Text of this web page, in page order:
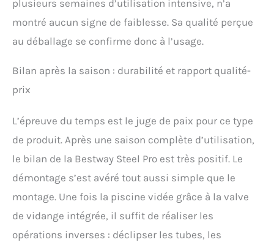
plusieurs semaines d’utilisation intensive, n’a
montré aucun signe de faiblesse. Sa qualité perçue
au déballage se confirme donc à l’usage.
Bilan après la saison : durabilité et rapport qualité-
prix
L’épreuve du temps est le juge de paix pour ce type
de produit. Après une saison complète d’utilisation,
le bilan de la Bestway Steel Pro est très positif. Le
démontage s’est avéré tout aussi simple que le
montage. Une fois la piscine vidée grâce à la valve
de vidange intégrée, il suffit de réaliser les
opérations inverses : déclipser les tubes, les